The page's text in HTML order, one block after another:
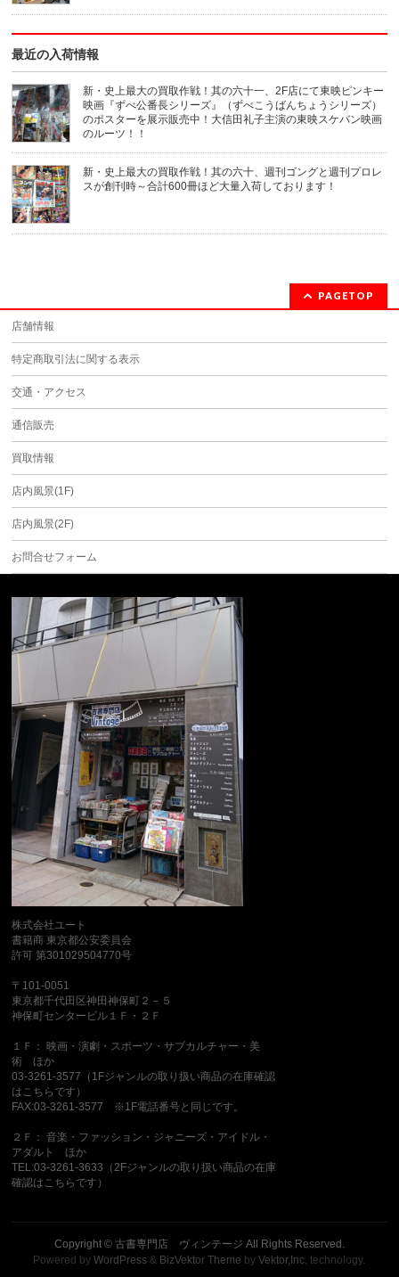
最近の入荷情報
新・史上最大の買取作戦！其の六十一、2F店にて東映ピンキー
映画『ずべ公番長シリーズ』（ずべこうばんちょうシリーズ）
のポスターを展示販売中！大信田礼子主演の東映スケバン映画
のルーツ！！
新・史上最大の買取作戦！其の六十、週刊ゴングと週刊プロレ
スが創刊時～合計600冊ほど大量入荷しております！
PAGETOP
店舗情報
特定商取引法に関する表示
交通・アクセス
通信販売
買取情報
店内風景(1F)
店内風景(2F)
お問合せフォーム
株式会社ユート
書籍商 東京都公安委員会
許可 第301029504770号
〒101-0051
東京都千代田区神田神保町２－５
神保町センタービル１Ｆ・２Ｆ
１Ｆ： 映画・演劇・スポーツ・サブカルチャー・美
術 ほか
03-3261-3577（1Fジャンルの取り扱い商品の在庫確認
はこちらです）
FAX:03-3261-3577 ※1F電話番号と同じです。
２Ｆ： 音楽・ファッション・ジャニーズ・アイドル・
アダルト ほか
TEL:03-3261-3633（2Fジャンルの取り扱い商品の在庫
確認はこちらです）
Copyright © 古書専門店 ヴィンテージ All Rights Reserved.
Powered byWordPress & BizVektor Theme byVektor,Inc. technology.